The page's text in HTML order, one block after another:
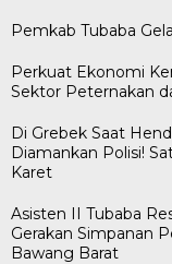
Pemkab Tubaba
Perkuat Ekonomi
Sektor Peternakan
Di Grebek Saat
Diamankan Polisi!
Karet
Asisten II Tubaba
Gerakan Simpanan
Bawang Barat